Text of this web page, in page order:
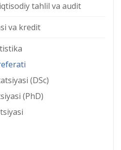
tahlil va audit
va kredit
(DSc)
(PhD)